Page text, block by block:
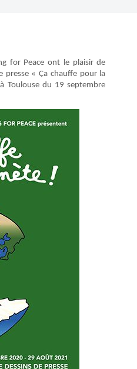
for Peace ont le plaisir de
presse « Ça chauffe pour la
Toulouse du 19 septembre